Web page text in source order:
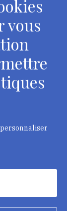
of
vous
personnaliser